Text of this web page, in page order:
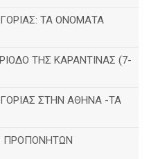
ΤΑ ΟΝΟΜΑΤΑ
ΤΗΣ ΚΑΡΑΝΤΙΝΑΣ (7-
ΣΤΗΝ ΑΘΗΝΑ -ΤΑ
ΠΡΟΠΟΝΗΤΩΝ